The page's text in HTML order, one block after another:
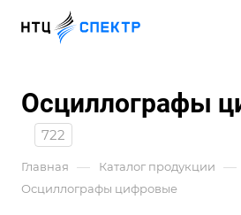
Осциллографы
722
Главная — Каталог продукции —
Осциллографы цифровые